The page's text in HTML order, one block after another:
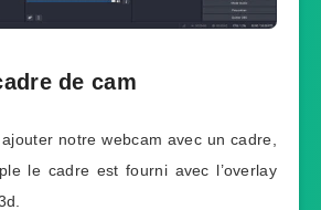
de cam
notre webcam avec un cadre,
le cadre est fourni avec l’overlay